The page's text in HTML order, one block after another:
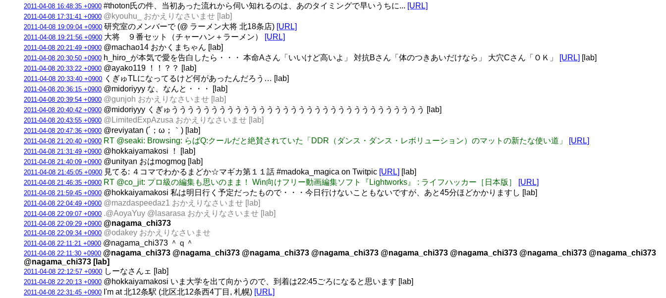
2011-04-08 16:48:35 +0900 #thoton氏の件、当初あった流れから伺い知れるのは、あのタイミングで早いうちに... [URL]
2011-04-08 17:31:41 +0900 @kyouhu_ おかえりなさいませ [lab]
2011-04-08 19:09:04 +0900 研究室のメンバーで (@ ラーメン大将 北18条店) [URL]
2011-04-08 19:21:56 +0900 大将 ９番セット（チャーハン＋ラーメン） [URL]
2011-04-08 20:21:49 +0900 @machao14 おかくまちゃん [lab]
2011-04-08 20:30:50 +0900 h_hiro_が本気で愛を告白したら・・・ 本命Aさん「いいけど高いよ」 対抗Bさん「体のつきあいだけなら」 大穴Cさん「ＯＫ」 [URL] [lab]
2011-04-08 20:33:22 +0900 @ayako119 ！！？？ [lab]
2011-04-08 20:33:40 +0900 くぎゅTLになってるけど何があったんだろう… [lab]
2011-04-08 20:36:15 +0900 @midoriyyy な、なんと・・・ [lab]
2011-04-08 20:39:54 +0900 @gunjoh おかえりなさいませ [lab]
2011-04-08 20:40:42 +0900 @midoriyyy くぎゅうううううううううううううううううううううううううううううううう [lab]
2011-04-08 20:43:55 +0900 @LimitedExpAzusa おかえりなさいませ [lab]
2011-04-08 20:47:36 +0900 @reviyatan (´；ω；｀) [lab]
2011-04-08 21:20:40 +0900 RT @seaki: Browsing: らばQ:クールだと絶賛されていた「DDR（ダンス・ダンス・レボリューション）のマットの新たな使い道」 [URL]
2011-04-08 21:31:49 +0900 @hokkaiyamakosi ！ [lab]
2011-04-08 21:40:09 +0900 @unityan おはmogmog [lab]
2011-04-08 21:45:05 +0900 見てる: ４コマでわかるまどか☆マギカ第１１話 #madoka_magica on Twitpic [URL] [lab]
2011-04-08 21:46:35 +0900 RT @co_jit: プロ級の編集も思いのまま！ Win向けフリー動画編集ソフト『Lightworks』 : ライフハッカー［日本版］ [URL]
2011-04-08 21:59:45 +0900 @hokkaiyamakosi 私は明日行く予定だったもので・・・今日行けないこともないですが、あと45分ほどかかりますし [lab]
2011-04-08 22:04:49 +0900 @mazdaspeedaz1 おかえりなさいませ [lab]
2011-04-08 22:09:07 +0900 .@AoyaYuy @lasarasa おかえりなさいませ [lab]
2011-04-08 22:09:29 +0900 @nagama_chi373
2011-04-08 22:09:34 +0900 @odakey おかえりなさいませ
2011-04-08 22:11:21 +0900 @nagama_chi373 ＾ｑ＾
2011-04-08 22:11:30 +0900 @nagama_chi373 @nagama_chi373 @nagama_chi373 @nagama_chi373 @nagama_chi373 @nagama_chi373 @nagama_chi373 @nagama_chi373
@nagama_chi373 [lab]
2011-04-08 22:12:57 +0900 しーなさんェ [lab]
2011-04-08 22:20:13 +0900 @hokkaiyamakosi いま大学を出て向かうので、到着は22:45ごろになると思います [lab]
2011-04-08 22:31:45 +0900 I'm at 北12条駅 (北区北12条西4丁目, 札幌) [URL]